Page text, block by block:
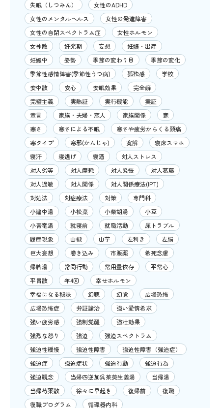
失眠（しつみん）
女性のADHD
女性のメンタルヘルス
女性の発達障害
女性の自閉スペクトラム症
女性ホルモン
女神散
好発期 妄想
妊娠・出産
妊娠中
姿勢 季節の変わり目
季節の変化
季節性感情障害(季節性うつ病)
孤独感
学校
安中散
安心 安眠効果
完全癖
完璧主義
実熱証 実行機能
実証
宣言
家族・夫婦・恋人 家族関係
寒
寒さ
寒さによる不眠
寒さや疲労からくる頭痛
寒タイプ
寒邪(かんじゃ) 寛解
寝床スマホ
寝汗
寝逃げ 寝酒
対人ストレス
対人劣等
対人摩耗 対人緊張
対人葛藤
対人過敏
対人関係
対人関係療法(IPT)
対処法
対症療法 対策
専門科
小建中湯
小松菜 小柴胡湯
小豆
小青竜湯
就寝前 就職活動
尿トラブル
履歴現象
山椒 山芋 左利き
左脳
巨大妄想
巻き込み 市販薬
希死念慮
帰脾湯
常同行動 常用量依存
平常心
平胃散
年4回
幸せホルモン
幸福になる秘訣
幻聴 幻覚
広場恐怖
広場恐怖症
弁証論治
強い愛情希求
強い疲労感
強制覚醒
強壮効果
強烈な怒り
強迫
強迫スペクトラム
強迫性緩慢
強迫性障害
強迫性障害（強迫症）
強迫症
強迫症状 強迫行動
強迫行為
強迫観念
当帰四逆加呉茱萸生姜湯
当帰湯
当帰芍薬散
徐々に早起き 復帰前
復職
復職プログラム
循環器内科